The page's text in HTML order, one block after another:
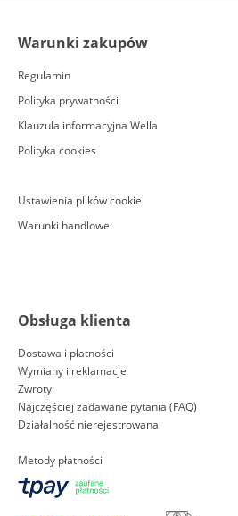
Warunki zakupów
Regulamin
Polityka prywatności
Klauzula informacyjna Wella
Polityka cookies
Ustawienia plików cookie
Warunki handlowe
Obsługa klienta
Dostawa i płatności
Wymiany i reklamacje
Zwroty
Najczęściej zadawane pytania (FAQ)
Działalność nierejestrowana
Metody płatności